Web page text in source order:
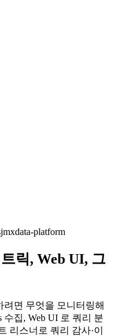
jmxdata-platform
릭, Web UI, 그
려면 무엇을 모니터링해
수집, Web UI 로 쿼리 분
리스너로 쿼리 감사·이